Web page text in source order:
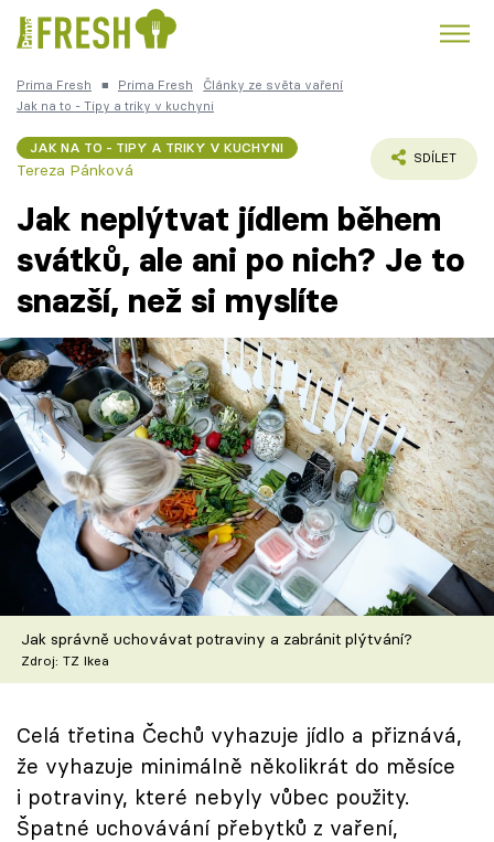
Trendy: Kuře Polévky k večeři
Česká kuchyně Čokoláda
Témata
Recepty
Články
TV Program
Škola vaření
Recepty z TV
Speciál: Cuketa
Těhotnej kuchař
Sledujte prima+
Přihlášení
Prima Fresh ■ Prima Fresh
Články ze světa vaření
Jak na to - Tipy a triky v kuchyni
JAK NA TO - TIPY A TRIKY V KUCHYNI
Tereza Pánková
SDÍLET
Jak neplýtvat jídlem během
svátků, ale ani po nich? Je to
snazší, než si myslíte
Jak správně uchovávat potraviny a zabránit plýtvání?
Zdroj: TZ Ikea
Celá třetina Čechů vyhazuje jídlo a přiznává,
že vyhazuje minimálně několikrát do měsíce
i potraviny, které nebyly vůbec použity.
Špatné uchovávání přebytků z vaření,